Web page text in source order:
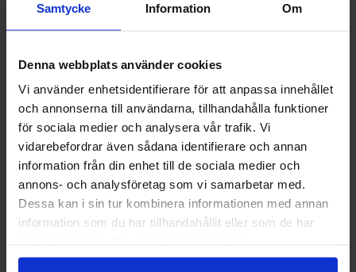
Samtycke Information Om
Denna webbplats använder cookies
Vi använder enhetsidentifierare för att anpassa innehållet
och annonserna till användarna, tillhandahålla funktioner
för sociala medier och analysera vår trafik. Vi
vidarebefordrar även sådana identifierare och annan
information från din enhet till de sociala medier och
annons- och analysföretag som vi samarbetar med.
Dessa kan i sin tur kombinera informationen med annan
information som du har tillhandahållit eller som de har
intresseanmälan som utställare
och Kiif
kontakt
+46 76 042 79 02
hello@herrmelins.com